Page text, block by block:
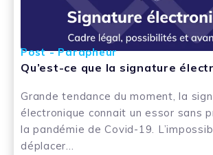
Post - Parapheur
Qu’est-ce que la signature
Grande tendance du moment, la
électronique connait un essor sans
la pandémie de Covid-19.
déplacer...